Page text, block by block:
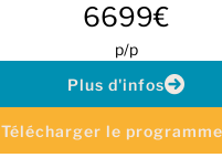
6699€
p/p
Plus d'infos
Télécharger le programme